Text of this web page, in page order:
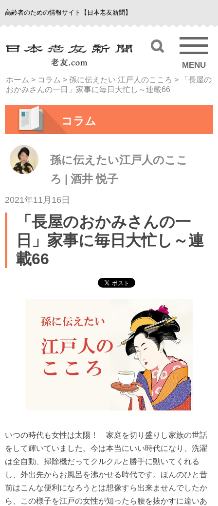
高齢者のための情報サイト【日本老友新聞】
MENU
ホーム > コラム > 孫に伝えたい 江戸人のこころ >
「長屋の
おかみさんの一日」家事に毎日大忙し～連載66
コラム
孫に伝えたい江戸人のここ
ろ | 酒井 悦子
2021年11月16日
「長屋のおかみさんの一
日」家事に毎日大忙し～連
載66
いつの時代も女性は太陽！ 家庭を切り盛りし家族の世話
をして輝いていました。今は本当にいい時代になり、洗濯
は全自動、掃除機だってクルクルと勝手に動いてくれる
し、外出先からお風呂を沸かせる時代です。ほんのひと昔
前はこんな便利になろうとは想像すら出来ませんでしたか
ら、この様子を江戸の女性が知ったら腰を抜かすに違いあ